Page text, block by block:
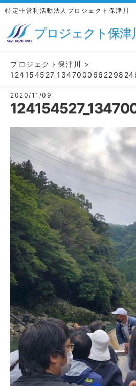
特定非営利活動法人プロジェクト保津川
プロジェクト保津
プロジェクト保津川 >
2020/11/09